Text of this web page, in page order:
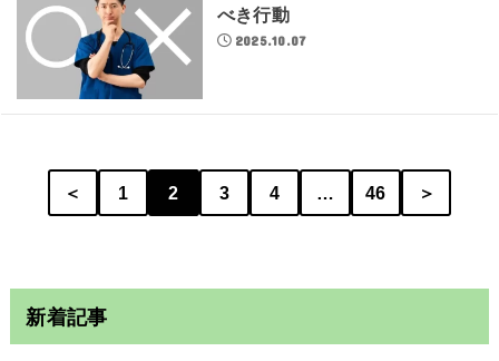
べき行動
2025.10.07
＜ 1 2 3 4 … 46 ＞
新着記事